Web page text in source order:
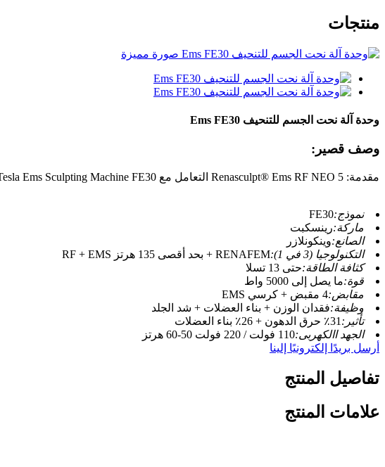
منتجات
وحدة آلة نحت الجسم للتنحيف Ems FE30
وصف قصير:
مقدمة: Renasculpt® Ems RF NEO 5 التعامل مع Simultaneity Work 13 Tesla Ems Sculpting Machine FE30
نموذج:FE30
ماركة:رينسكبت
الصانع:وينكونلازر
التكنولوجيا (3 في 1):
RENAFEM + بحد أقصى 135 هرتز RF + EMS
كثافة الطاقة:حتى 13 تسلا
قوة:ما يصل إلى 5000 واط
مقابض:4 مقبض + كرسي EMS
وظيفة:فقدان الوزن + بناء العضلات + شد الجلد
تأثير: 31٪ حرق الدهون + 26٪ بناء العضلات
الجهد االكهربى:110 فولت / 220 فولت 50-60 هرتز
أرسل بريدًا إلكترونيًا إلينا
تفاصيل المنتج
علامات المنتج